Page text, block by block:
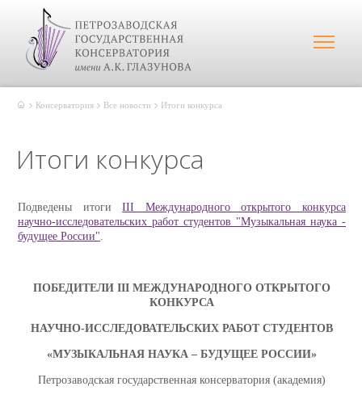
Консерватория Все новости Итоги конкурса
Итоги конкурса
Подведены итогиIII Международного открытого конкурса
научно-исследовательских работ студентов "Музыкальная наука -
будущее России".
ПОБЕДИТЕЛИ III МЕЖДУНАРОДНОГО ОТКРЫТОГО
КОНКУРСА
НАУЧНО-ИССЛЕДОВАТЕЛЬСКИХ РАБОТ СТУДЕНТОВ
«МУЗЫКАЛЬНАЯ НАУКА – БУДУЩЕЕ РОССИИ»
Петрозаводская государственная консерватория (академия)